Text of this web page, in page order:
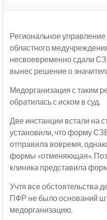
Региональное
областного
несвоевременно сдали
вынес решение о
Медорганизация с таким
обратилась с иском в суд.
Две инстанции встали на
установили, что форму
отправила вовремя,
формы «отменяющая».
клиника представила
Учтя все обстоятельства
ПФР не было оснований
медорганизацию.